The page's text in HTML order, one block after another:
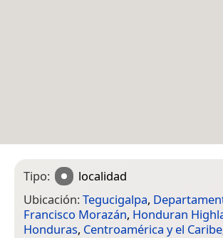
Tipo:
localidad
Ubicación:Tegucigalpa,
Francisco Morazán, Honduran
Honduras, Centroamérica y el Caribe